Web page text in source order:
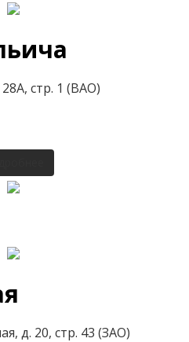
стр. 1 (ВАО)
д. 20, стр. 43 (ЗАО)